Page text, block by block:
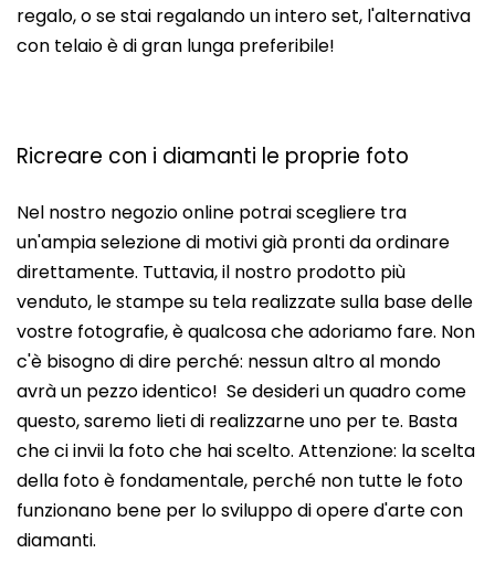
regalo, o se stai regalando un intero set, l'alternativa
con telaio è di gran lunga preferibile!
Ricreare con i diamanti le proprie foto
Nel nostro negozio online potrai scegliere tra
un'ampia selezione di motivi già pronti da ordinare
direttamente. Tuttavia, il nostro prodotto più
venduto, le stampe su tela realizzate sulla base delle
vostre fotografie, è qualcosa che adoriamo fare. Non
c'è bisogno di dire perché: nessun altro al mondo
avrà un pezzo identico! Se desideri un quadro come
questo, saremo lieti di realizzarne uno per te. Basta
che ci invii la foto che hai scelto. Attenzione: la scelta
della foto è fondamentale, perché non tutte le foto
funzionano bene per lo sviluppo di opere d'arte con
diamanti.